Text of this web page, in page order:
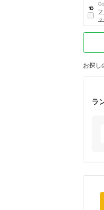
10
ッ
お探し
ラ